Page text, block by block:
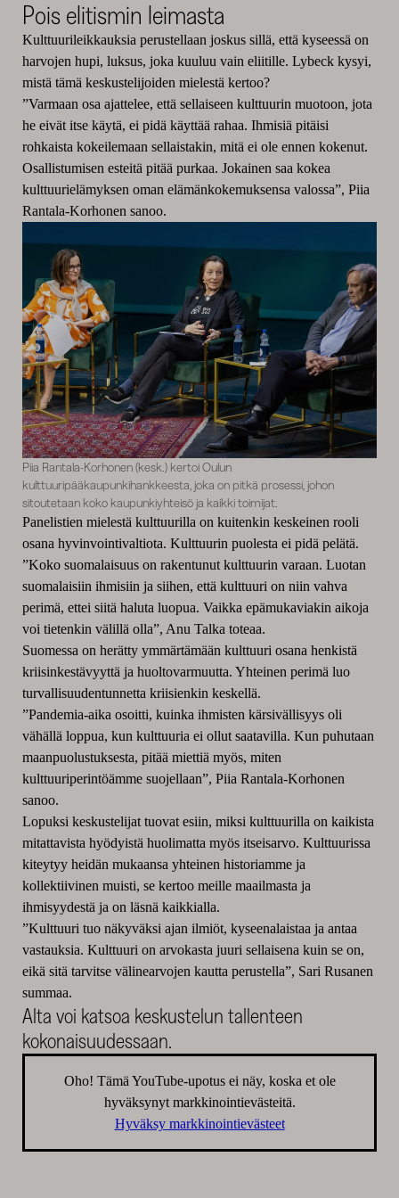
Pois elitismin leimasta
Kulttuurileikkauksia perustellaan joskus sillä, että kyseessä on
harvojen hupi, luksus, joka kuuluu vain eliitille. Lybeck kysyi,
mistä tämä keskustelijoiden mielestä kertoo?
”Varmaan osa ajattelee, että sellaiseen kulttuurin muotoon, jota
he eivät itse käytä, ei pidä käyttää rahaa. Ihmisiä pitäisi
rohkaista kokeilemaan sellaistakin, mitä ei ole ennen kokenut.
Osallistumisen esteitä pitää purkaa. Jokainen saa kokea
kulttuurielämyksen oman elämänkokemuksensa valossa”, Piia
Rantala-Korhonen sanoo.
Piia Rantala-Korhonen (kesk.) kertoi Oulun
kulttuuripääkaupunkihankkeesta, joka on pitkä prosessi, johon
sitoutetaan koko kaupunkiyhteisö ja kaikki toimijat.
Panelistien mielestä kulttuurilla on kuitenkin keskeinen rooli
osana hyvinvointivaltiota. Kulttuurin puolesta ei pidä pelätä.
”Koko suomalaisuus on rakentunut kulttuurin varaan. Luotan
suomalaisiin ihmisiin ja siihen, että kulttuuri on niin vahva
perimä, ettei siitä haluta luopua. Vaikka epämukaviakin aikoja
voi tietenkin välillä olla”, Anu Talka toteaa.
Suomessa on herätty ymmärtämään kulttuuri osana henkistä
kriisinkestävyyttä ja huoltovarmuutta. Yhteinen perimä luo
turvallisuudentunnetta kriisienkin keskellä.
”Pandemia-aika osoitti, kuinka ihmisten kärsivällisyys oli
vähällä loppua, kun kulttuuria ei ollut saatavilla. Kun puhutaan
maanpuolustuksesta, pitää miettiä myös, miten
kulttuuriperintöämme suojellaan”, Piia Rantala-Korhonen
sanoo.
Lopuksi keskustelijat tuovat esiin, miksi kulttuurilla on kaikista
mitattavista hyödyistä huolimatta myös itseisarvo. Kulttuurissa
kiteytyy heidän mukaansa yhteinen historiamme ja
kollektiivinen muisti, se kertoo meille maailmasta ja
ihmisyydestä ja on läsnä kaikkialla.
”Kulttuuri tuo näkyväksi ajan ilmiöt, kyseenalaistaa ja antaa
vastauksia. Kulttuuri on arvokasta juuri sellaisena kuin se on,
eikä sitä tarvitse välinearvojen kautta perustella”, Sari Rusanen
summaa.
Alta voi katsoa keskustelun tallenteen
kokonaisuudessaan.
Oho! Tämä YouTube-upotus ei näy, koska et ole
hyväksynyt markkinointievästeitä.
Hyväksy markkinointievästeet